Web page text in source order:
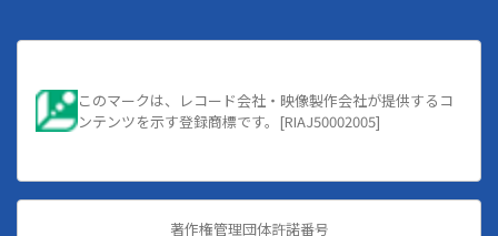
このマークは、レコード会社・映像製作会社が提供するコ
ンテンツを示す登録商標です。[RIAJ50002005]
著作権管理団体許諾番号